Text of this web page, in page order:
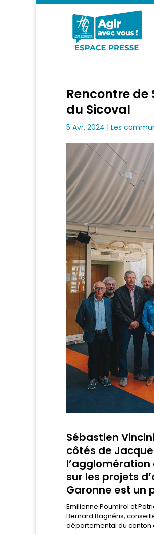
Rencontre
du Sicoval
5 Avr, 2024 | Les
Sébastien
côtés de
sur les projets
Garonne est un
Emilienne Poumirol et
Bernard Bagnéris,
départemental du canton